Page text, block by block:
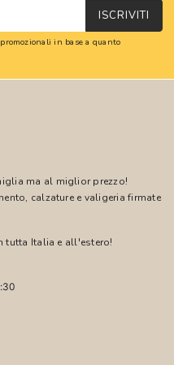
ISCRIVITI
in base a quanto
ma al miglior prezzo!
calzature e valigeria firmate
tutta Italia e all'estero!